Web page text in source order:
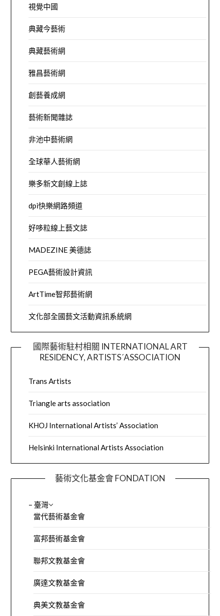
視覺中國
典藏今藝術
典藏藝術網
雅昌藝術網
創藝養成網
藝術新聞雜誌
非池中藝術網
全球華人藝術網
樂多新文創線上誌
dpi快樂網路頻道
好哆粒線上藝文誌
MADEZINE 美德誌
PEGA藝術設計資訊
ArtTime智邦藝術網
文化部全國藝文活動資訊系統網
國際藝術駐村相關 INTERNATIONAL ART
RESIDENCY, ARTISTS´ASSOCIATION
Trans Artists
Triangle arts association
KHOJ International Artists’ Association
Helsinki International Artists Association
藝術文化基金會 FONDATION
– 臺灣
當代藝術基金會
富邦藝術基金會
聯邦文教基金會
廣達文教基金會
典美文教基金會